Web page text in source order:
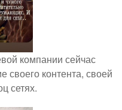
компании сейчас
своего контента, своей
сетях.